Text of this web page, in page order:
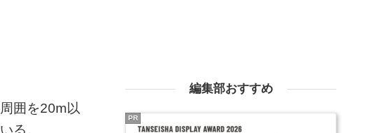
囲を20m以
る。
編集部おすすめ
PR